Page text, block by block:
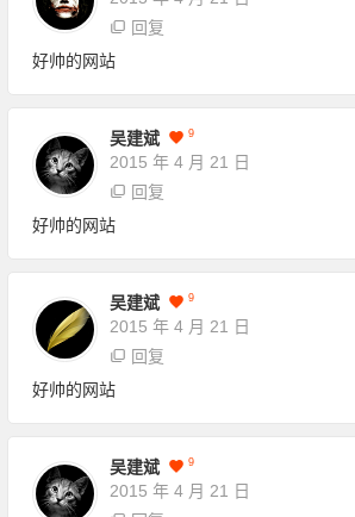
回复
好帅的网站
吴建斌 9
2015 年 4 月 21 日
回复
好帅的网站
吴建斌 9
2015 年 4 月 21 日
回复
好帅的网站
吴建斌 9
2015 年 4 月 21 日